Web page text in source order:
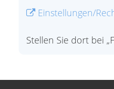
Einstellungen/
Stellen Sie dort bei